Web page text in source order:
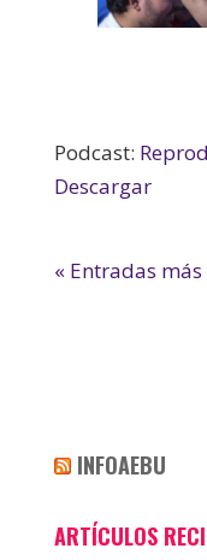
Podcast:
Descargar
« Entradas
INFOAEBU
ARTÍCULOS